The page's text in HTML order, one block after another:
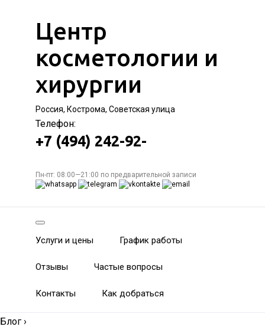
Центр
косметологии и
хирургии
Россия, Кострома, Советская улица
Телефон:
+7 (494) 242-92-
Пн-пт: 08:00—21:00 по предварительной записи
Услуги и цены График работы
Отзывы Частые вопросы
Контакты Как добраться
Блог ›